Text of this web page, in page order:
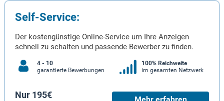
Self-Service:
Der kostengünstige Online-Service um Ihre Anzeigen
schnell zu schalten und passende Bewerber zu finden.
4 - 10
garantierte Bewerbungen
100% Reichweite
im gesamten Netzwerk
Nur 195€